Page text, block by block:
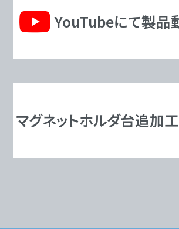
YouTubeにて製品
マグネットホルダ台追加